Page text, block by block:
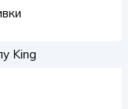
King